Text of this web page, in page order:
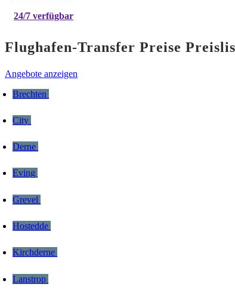
24/7 verfügbar
Flughafen-Transfer Preise
Angebote anzeigen
Brechten
City
Derne
Eving
Grevel
Hostedde
Kirchderne
Lanstrop